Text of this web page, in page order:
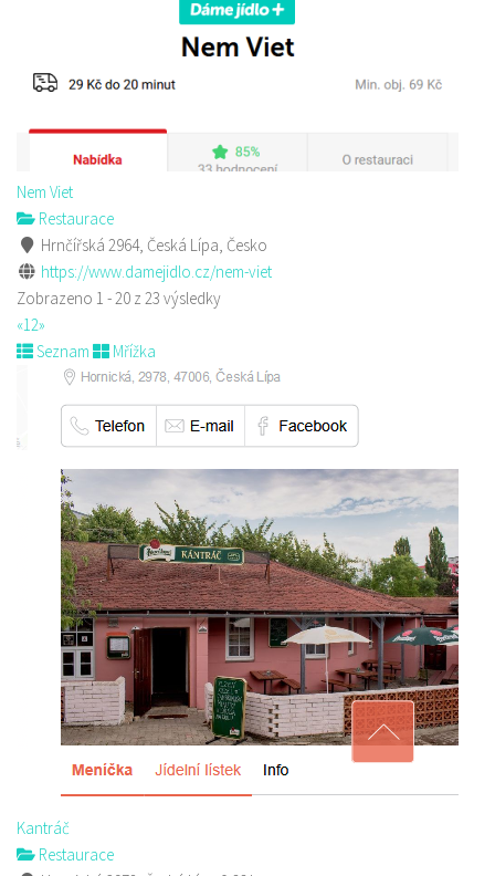
Nem Viet
Restaurace
Hrnčířská 2964, Česká Lípa, Česko
https://www.damejidlo.cz/nem-viet
Zobrazeno 1 - 20 z 23 výsledky
«12»
Seznam
Mřížka
Kantráč
Restaurace